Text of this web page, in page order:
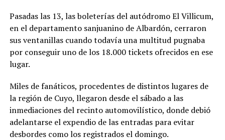
Pasadas las 13, las boleterías del autódromo El Villicum,
en el departamento sanjuanino de Albardón, cerraron
sus ventanillas cuando todavía una multitud pugnaba
por conseguir uno de los 18.000 tickets ofrecidos en ese
lugar.
Miles de fanáticos, procedentes de distintos lugares de
la región de Cuyo, llegaron desde el sábado a las
inmediaciones del recinto automovilístico, donde debió
adelantarse el expendio de las entradas para evitar
desbordes como los registrados el domingo.